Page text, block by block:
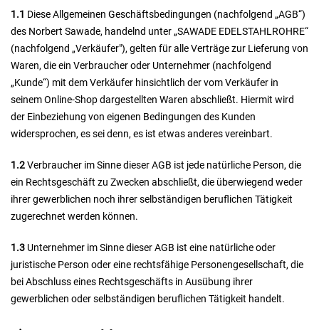
1.1 Diese Allgemeinen Geschäftsbedingungen (nachfolgend „AGB“)
des Norbert Sawade, handelnd unter „SAWADE EDELSTAHLROHRE“
(nachfolgend „Verkäufer"), gelten für alle Verträge zur Lieferung von
Waren, die ein Verbraucher oder Unternehmer (nachfolgend
„Kunde“) mit dem Verkäufer hinsichtlich der vom Verkäufer in
seinem Online-Shop dargestellten Waren abschließt. Hiermit wird
der Einbeziehung von eigenen Bedingungen des Kunden
widersprochen, es sei denn, es ist etwas anderes vereinbart.
1.2Verbraucher im Sinne dieser AGB ist jede natürliche Person, die
ein Rechtsgeschäft zu Zwecken abschließt, die überwiegend weder
ihrer gewerblichen noch ihrer selbständigen beruflichen Tätigkeit
zugerechnet werden können.
1.3 Unternehmer im Sinne dieser AGB ist eine natürliche oder
juristische Person oder eine rechtsfähige Personengesellschaft, die
bei Abschluss eines Rechtsgeschäfts in Ausübung ihrer
gewerblichen oder selbständigen beruflichen Tätigkeit handelt.